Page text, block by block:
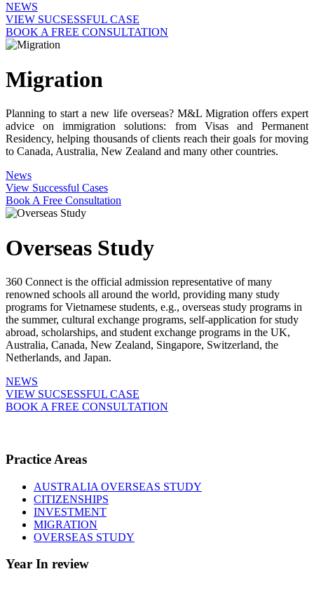
NEWS
VIEW SUCSESSFUL CASE
BOOK A FREE CONSULTATION
Migration
Planning to start a new life overseas? M&L Migration offers expert
advice on immigration solutions: from Visas and Permanent
Residency, helping thousands of clients reach their goals for moving
to Canada, Australia, New Zealand and many other countries.
News
View Successful Cases
Book A Free Consultation
Overseas Study
360 Connect is the official admission representative of many
renowned schools all around the world, providing many study
programs for Vietnamese students, e.g., overseas study programs in
the summer, cultural exchange programs, self-application for study
abroad, scholarships, and student exchange programs in the UK,
Australia, Canada, New Zealand, Singapore, Switzerland, the
Netherlands, and Japan.
NEWS
VIEW SUCSESSFUL CASE
BOOK A FREE CONSULTATION
Practice Areas
AUSTRALIA OVERSEAS STUDY
CITIZENSHIPS
INVESTMENT
MIGRATION
OVERSEAS STUDY
Year In review